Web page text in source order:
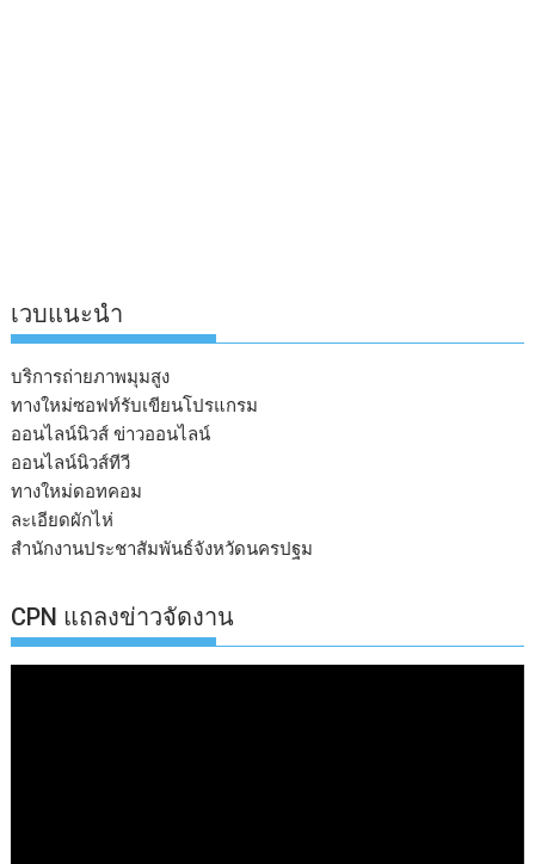
เวบแนะนำ
บริการถ่ายภาพมุมสูง
ทางใหม่ซอฟท์รับเขียนโปรแกรม
ออนไลน์นิวส์ ข่าวออนไลน์
ออนไลน์นิวส์ทีวี
ทางใหม่ดอทคอม
ละเอียดผักไห่
สำนักงานประชาสัมพันธ์จังหวัดนครปฐม
CPN แถลงข่าวจัดงาน